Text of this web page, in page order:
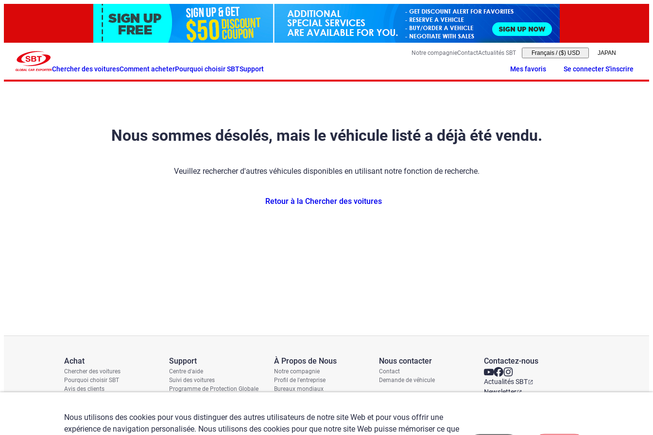
Chercher des voituresComment acheterPourquoi choisir SBTSupport
Notre compagnieContactActualités SBT Français / ($) USD
Mes favoris Se connecter S'inscrire
Nous sommes désolés, mais le véhicule listé a déjà été vendu.
Veuillez rechercher d'autres véhicules disponibles en utilisant notre fonction de recherche.
Retour à la Chercher des voitures
Achat
Chercher des voitures
Pourquoi choisir SBT
Avis des clients
Support
Centre d'aide
Suivi des voitures
Programme de Protection Globale
Contrôle du châssis
À Propos de Nous
Notre compagnie
Profil de l'entreprise
Bureaux mondiaux
Nous contacter
Contact
Demande de véhicule
Contactez-nous
Actualités SBT
Newsletter
Nous utilisons des cookies pour vous distinguer des autres utilisateurs de notre site Web et pour vous offrir une
expérience de navigation personalisée. Nous utilisons des cookies pour que notre site Web puisse mémoriser ce que